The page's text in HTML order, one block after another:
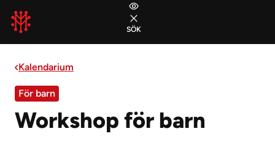
SÖK
Kalendarium
Workshop för barn
För barn